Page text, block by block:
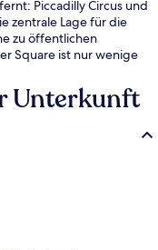
Piccadilly Circus und
zentrale Lage für die
zu öffentlichen
Square ist nur wenige
Unterkunft